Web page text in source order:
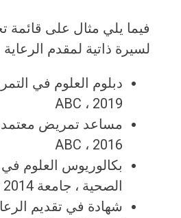
فيما يلي مثال على قائمة
لسيرة ذاتية لمقدم
دبلوم العلوم في
ABC ، ​​2019
ABC ، ​​2016
بكالوريوس العلوم في
الصحية ، جامعة XYZ ، 2014
شهادة في تقديم